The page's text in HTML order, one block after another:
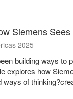
Siemens Sees
2025
building ways to
explores how
ways of